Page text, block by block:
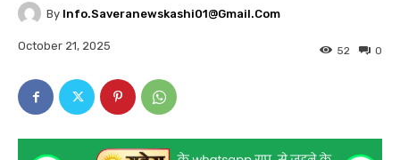
By Info.saveranewskashi01@gmail.com
October 21, 2025 0
52